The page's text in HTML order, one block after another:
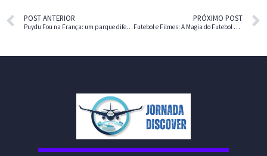
POST ANTERIOR
Puydu Fou na França: um parque diferente, temático e histórico
PRÓXIMO POST
Futebol e Filmes: A Magia do Futebol nas Telonas